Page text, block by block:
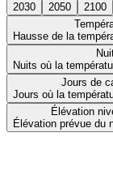
2030 2050
2100
Hausse de la
Nuits où la
Jours de
Jours où la
Élévation
Élévation prévue du